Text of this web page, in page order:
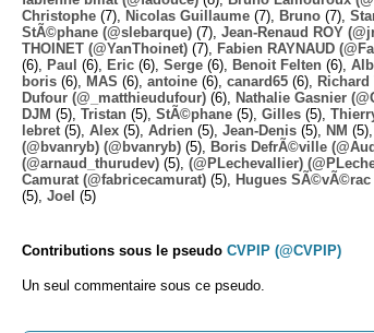
Christophe (7), Nicolas Guillaume (7), Bruno (7),
StÃ©phane (@slebarque) (7), Jean-Renaud ROY
THOINET (@YanThoinet) (7), Fabien RAYNAUD
(6),
Paul (6), Eric (6), Serge (6), Benoit Felten (6),
boris (6), MAS (6), antoine (6), canard65 (6), Richard
Dufour (@_matthieudufour) (6), Nathalie Gasnier
DJM (5), Tristan (5), StÃ©phane (5), Gilles (5),
lebret (5), Alex (5), Adrien (5), Jean-Denis (5), NM (5),
(@bvanryb) (@bvanryb) (5), Boris DefrÃ©ville
(@arnaud_thurudev) (5), (@PLechevallier)
Camurat (@fabricecamurat) (5), Hugues SÃ©vÃ©rac
(5), Joel (5)
Contributions sous le pseudo CVPIP (@CVPIP)
Un seul commentaire sous ce pseudo.